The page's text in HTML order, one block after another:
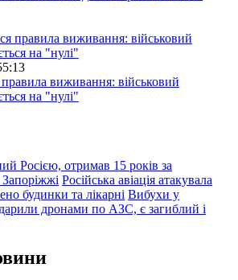
виживання: військовий
на "нулі"
Росією, отримав 15 років за
Російська авіація атакувала
будинки та лікарні Вибухи у
дронами по АЗС, є загиблий і